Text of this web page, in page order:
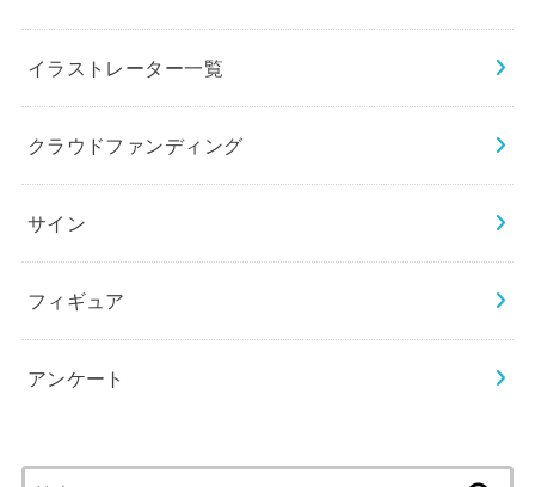
イラストレーター一覧
クラウドファンディング
サイン
フィギュア
アンケート